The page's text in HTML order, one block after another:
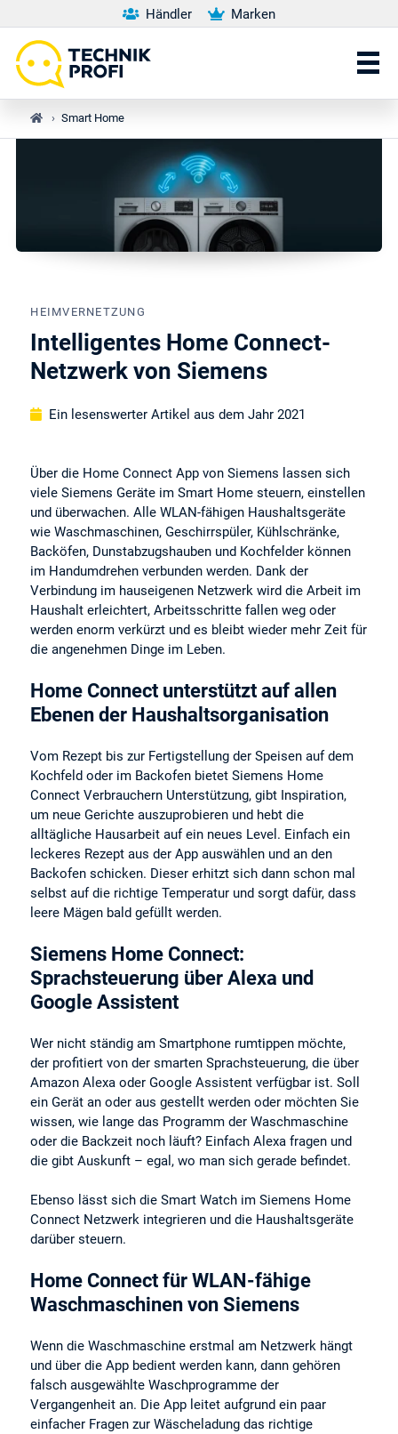
Händler Marken
› Smart Home
HEIMVERNETZUNG
Intelligentes Home Connect-
Netzwerk von Siemens
Ein lesenswerter Artikel aus dem Jahr 2021
Über die Home Connect App von Siemens lassen sich
viele Siemens Geräte im Smart Home steuern, einstellen
und überwachen. Alle WLAN-fähigen Haushaltsgeräte
wie Waschmaschinen, Geschirrspüler, Kühlschränke,
Backöfen, Dunstabzugshauben und Kochfelder können
im Handumdrehen verbunden werden. Dank der
Verbindung im hauseigenen Netzwerk wird die Arbeit im
Haushalt erleichtert, Arbeitsschritte fallen weg oder
werden enorm verkürzt und es bleibt wieder mehr Zeit für
die angenehmen Dinge im Leben.
Home Connect unterstützt auf allen
Ebenen der Haushaltsorganisation
Vom Rezept bis zur Fertigstellung der Speisen auf dem
Kochfeld oder im Backofen bietet Siemens Home
Connect Verbrauchern Unterstützung, gibt Inspiration,
um neue Gerichte auszuprobieren und hebt die
alltägliche Hausarbeit auf ein neues Level. Einfach ein
leckeres Rezept aus der App auswählen und an den
Backofen schicken. Dieser erhitzt sich dann schon mal
selbst auf die richtige Temperatur und sorgt dafür, dass
leere Mägen bald gefüllt werden.
Siemens Home Connect:
Sprachsteuerung über Alexa und
Google Assistent
Wer nicht ständig am Smartphone rumtippen möchte,
der profitiert von der smarten Sprachsteuerung, die über
Amazon Alexa oder Google Assistent verfügbar ist. Soll
ein Gerät an oder aus gestellt werden oder möchten Sie
wissen, wie lange das Programm der Waschmaschine
oder die Backzeit noch läuft? Einfach Alexa fragen und
die gibt Auskunft – egal, wo man sich gerade befindet.
Ebenso lässt sich die Smart Watch im Siemens Home
Connect Netzwerk integrieren und die Haushaltsgeräte
darüber steuern.
Home Connect für WLAN-fähige
Waschmaschinen von Siemens
Wenn die Waschmaschine erstmal am Netzwerk hängt
und über die App bedient werden kann, dann gehören
falsch ausgewählte Waschprogramme der
Vergangenheit an. Die App leitet aufgrund ein paar
einfacher Fragen zur Wäscheladung das richtige